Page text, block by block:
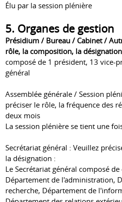
Élu par la session plénière
5. Organes de gestion
Présidium / Bureau / Cabinet /
rôle, la composition, la
composé de 1 président, 13 vice-
général
Assemblée générale / Session
préciser le rôle, la fréquence des
deux mois
La session plénière se tient une
Secrétariat général : Veuillez
la désignation :
Le Secrétariat général composé
Département de l'administration,
recherche, Département de